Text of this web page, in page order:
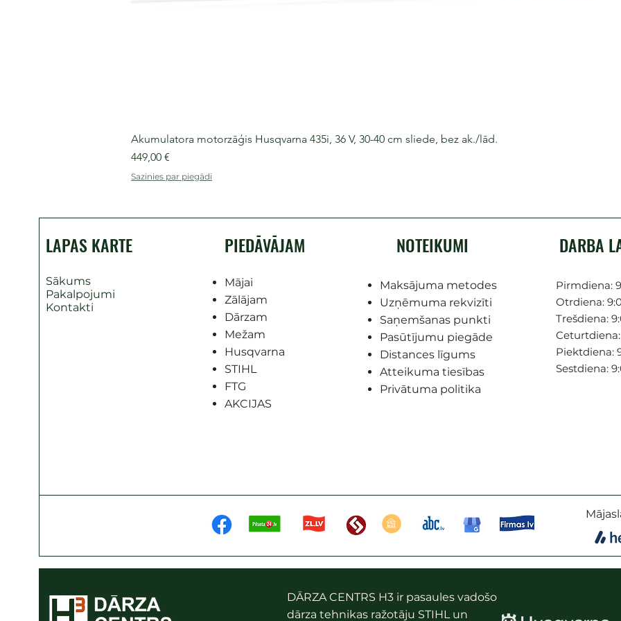
Akumulatora motorzāģis Husqvarna 435i, 36 V, 30-40 cm sliede, bez ak./lād.
Cena
449,00 €
Sazinies par piegādi
LAPAS KARTE
Sākums
Pakalpojumi
Kontakti
PIEDĀVĀJAM
Mājai
Zālājam
Dārzam
Mežam
Husqvarna
STIHL
FTG
AKCIJAS
NOTEIKUMI
Maksājuma metodes
Uzņēmuma rekvizīti
Saņemšanas punkti
Pasūtījumu piegāde
Distances līgums
Atteikuma tiesības
Privātuma politika
DARBA
Pirmdiena:
Otrdiena:
Trešdiena:
Ceturtdiena:
Piektdiena:
Sestdiena:
DĀRZA CENTRS H3 ir pasaules vadošo
dārza tehnikas ražotāju STIHL un